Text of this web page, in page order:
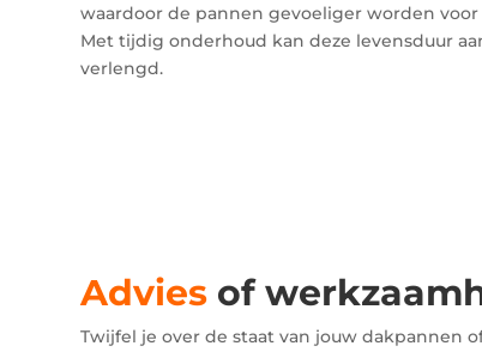
waardoor de pannen gevoeliger worden
Met tijdig onderhoud kan deze levensduur
verlengd.
Advies of
Twijfel je over de staat van jouw dakpannen